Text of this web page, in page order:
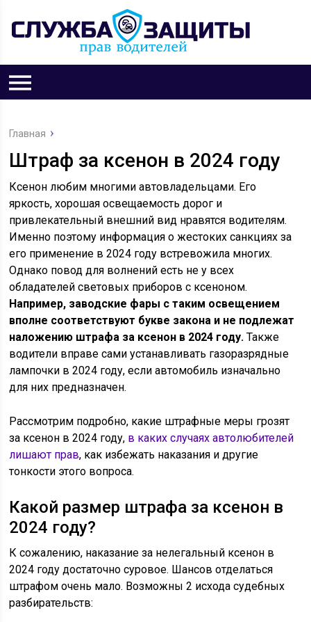
Главная
Штраф за ксенон в 2024 году
Ксенон любим многими автовладельцами. Его
яркость, хорошая освещаемость дорог и
привлекательный внешний вид нравятся водителям.
Именно поэтому информация о жестоких санкциях за
его применение в 2024 году встревожила многих.
Однако повод для волнений есть не у всех
обладателей световых приборов с ксеноном.
Например, заводские фары с таким освещением
вполне соответствуют букве закона и не подлежат
наложению штрафа за ксенон в 2024 году. Также
водители вправе сами устанавливать газоразрядные
лампочки в 2024 году, если автомобиль изначально
для них предназначен.
Рассмотрим подробно, какие штрафные меры грозят
за ксенон в 2024 году, в каких случаях автолюбителей
лишают прав, как избежать наказания и другие
тонкости этого вопроса.
Какой размер штрафа за ксенон в
2024 году?
К сожалению, наказание за нелегальный ксенон в
2024 году достаточно суровое. Шансов отделаться
штрафом очень мало. Возможны 2 исхода судебных
разбирательств: